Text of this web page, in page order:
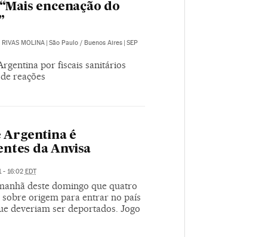
encenação do
RIVAS MOLINA | São Paulo / Buenos Aires | SEP
por fiscais sanitários
reações
Argentina é
da Anvisa
- 16:02 EDT
deste domingo que quatro
origem para entrar no país
deveriam ser deportados. Jogo